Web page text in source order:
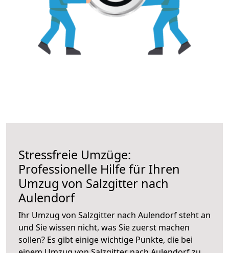
Stressfreie Umzüge:
Professionelle Hilfe für Ihren
Umzug von Salzgitter nach
Aulendorf
Ihr Umzug von Salzgitter nach Aulendorf steht an
und Sie wissen nicht, was Sie zuerst machen
sollen? Es gibt einige wichtige Punkte, die bei